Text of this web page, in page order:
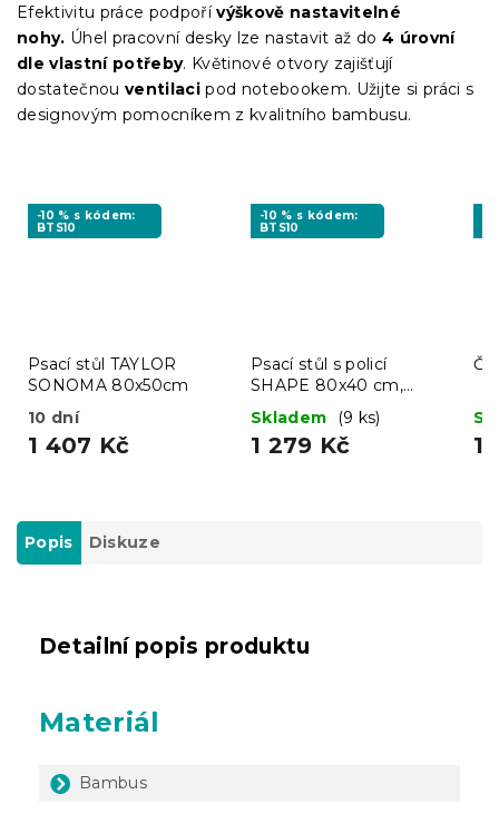
Efektivitu práce podpořívýškově nastavitelné
nohy. Úhel pracovní desky lze nastavit až do4 úrovní
dle vlastní potřeby. Květinové otvory zajišťují
dostatečnou ventilaci pod notebookem. Užijte si práci s
designovým pomocníkem z kvalitního bambusu.
-10 % s kódem:
BTS10
Psací stůl TAYLOR
SONOMA 80x50cm
10 dní
1 407 Kč
-10 % s kódem:
BTS10
Psací stůl s policí
SHAPE 80x40 cm,
černý
Skladem (9 ks)
1 279 Kč 1
Popis Diskuze
Detailní popis produktu
Materiál
Bambus